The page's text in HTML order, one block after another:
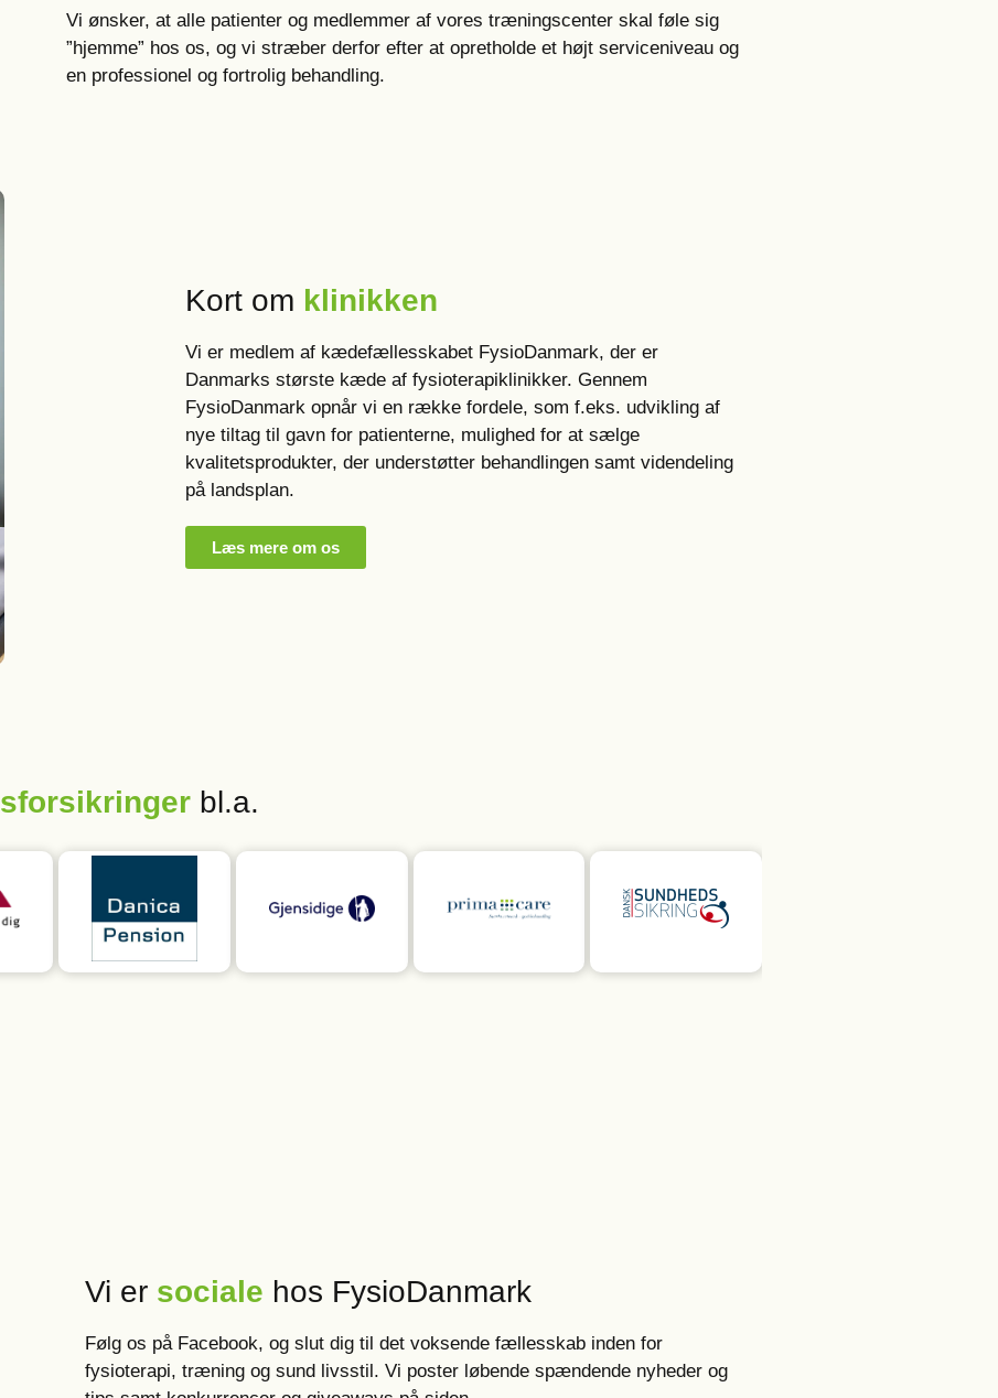
Vi ønsker, at alle patienter og medlemmer af vores træningscenter skal føle sig
”hjemme” hos os, og vi stræber derfor efter at opretholde et højt serviceniveau og
en professionel og fortrolig behandling.
Kort om klinikken
Vi er medlem af kædefællesskabet FysioDanmark, der er
Danmarks største kæde af fysioterapiklinikker. Gennem
FysioDanmark opnår vi en række fordele, som f.eks. udvikling af
nye tiltag til gavn for patienterne, mulighed for at sælge
kvalitetsprodukter, der understøtter behandlingen samt videndeling
på landsplan.
Læs mere om os
bl.a.
Vi er sociale hos FysioDanmark
Følg os på Facebook, og slut dig til det voksende fællesskab inden for
fysioterapi, træning og sund livsstil. Vi poster løbende spændende nyheder og